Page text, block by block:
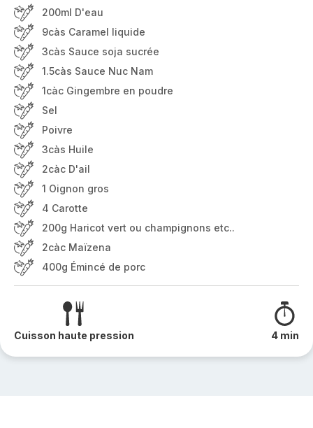
200ml D'eau
9càs Caramel liquide
3càs Sauce soja sucrée
1.5càs Sauce Nuc Nam
1càc Gingembre en poudre
Sel
Poivre
3càs Huile
2càc D'ail
1 Oignon gros
4 Carotte
200g Haricot vert ou champignons etc..
2càc Maïzena
400g Émincé de porc
Cuisson haute pression 4 min